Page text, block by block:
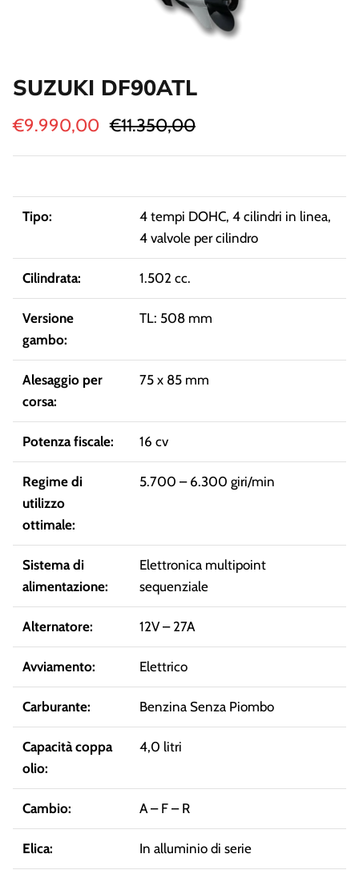
SUZUKI DF90ATL
€9.990,00 €11.350,00
Tipo:
4 tempi DOHC, 4 cilindri in linea,
4 valvole per cilindro
Cilindrata: 1.502 cc.
Versione
gambo:
TL: 508 mm
Alesaggio per
corsa:
75 x 85 mm
Potenza fiscale: 16 cv
Regime di
utilizzo
ottimale:
5.700 – 6.300 giri/min
Sistema di
alimentazione:
Elettronica multipoint
sequenziale
Alternatore: 12V – 27A
Avviamento: Elettrico
Carburante: Benzina Senza Piombo
Capacità coppa
olio:
4,0 litri
Cambio: A – F – R
Elica: In alluminio di serie